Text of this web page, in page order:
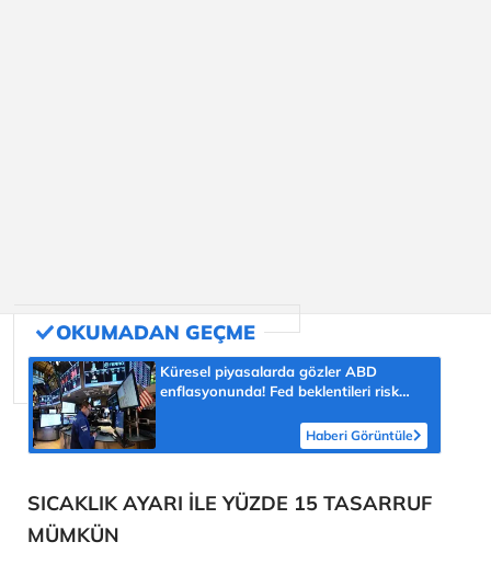
Küresel piyasalarda gözler ABD
enflasyonunda! Fed beklentileri risk
Haberi Görüntüle
SICAKLIK AYARI İLE YÜZDE 15 TASARRUF
MÜMKÜN